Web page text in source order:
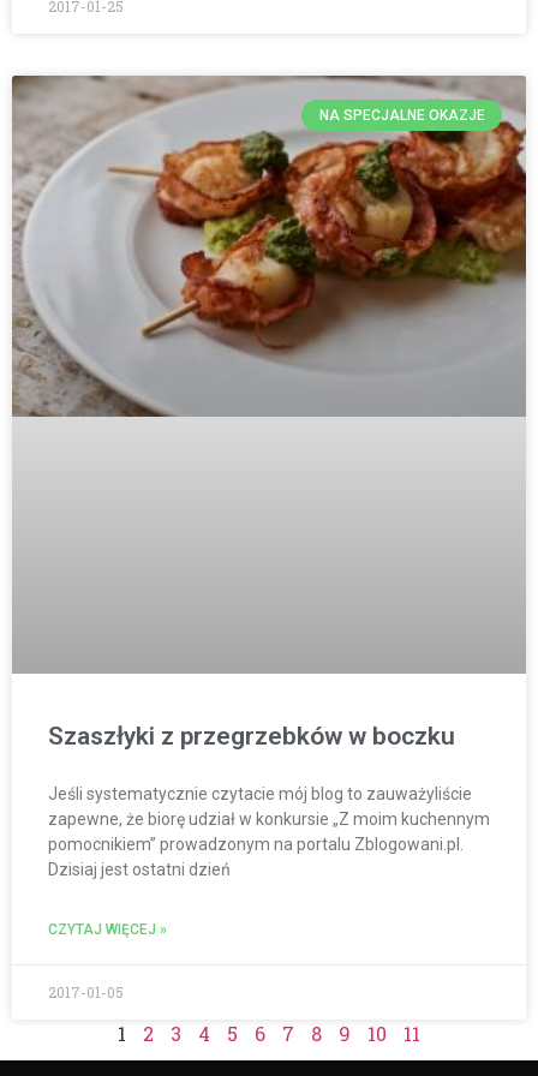
2017-01-25
NA SPECJALNE OKAZJE
Szaszłyki z przegrzebków w boczku
Jeśli systematycznie czytacie mój blog to zauważyliście
zapewne, że biorę udział w konkursie „Z moim kuchennym
pomocnikiem” prowadzonym na portalu Zblogowani.pl.
Dzisiaj jest ostatni dzień
CZYTAJ WIĘCEJ »
2017-01-05
1 2 3 4 5 6 7 8 9 10 11